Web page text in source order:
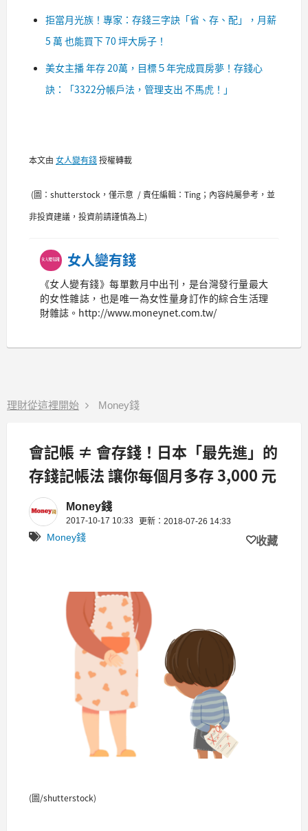
拒當月光族！專家：存錢三字訣「省、存、配」，月薪
5 萬 也能買下 70 坪大房子！
美女主播 年存 20萬，目標５年完成買房夢！存錢心
訣：「3322分帳戶法，管理支出 不馬虎！」
本文由 女人變有錢授權轉載
(圖：shutterstock，僅示意 / 責任編輯：Ting；內容純屬參考，並
非投資建議，投資前請謹慎為上)
女人變有錢
《女人變有錢》每單數月中出刊，是台灣發行量最大
的女性雜誌，也是唯一為女性量身訂作的綜合生活理
財雜誌。http://www.moneynet.com.tw/
理財從這裡開始 Money錢
會記帳 ≠ 會存錢！日本「最先進」的
存錢記帳法 讓你每個月多存 3,000 元
Money錢
2017-10-17 10:33 更新：2018-07-26 14:33
Money錢 收藏
(圖/shutterstock)